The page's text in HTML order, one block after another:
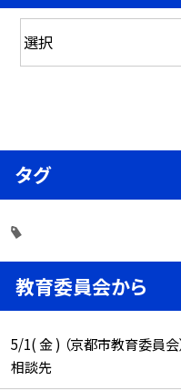
タグ
教育委員会から
5/1( 金 ) （京都市教育委員会
相談先